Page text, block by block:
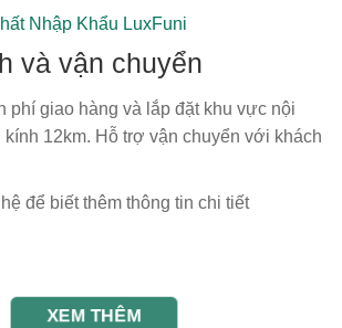
Nhập Khẩu LuxFuni
và vận chuyển
phí giao hàng và lắp đặt khu vực nội
12km. Hỗ trợ vận chuyển với khách
để biết thêm thông tin chi tiết
XEM THÊM